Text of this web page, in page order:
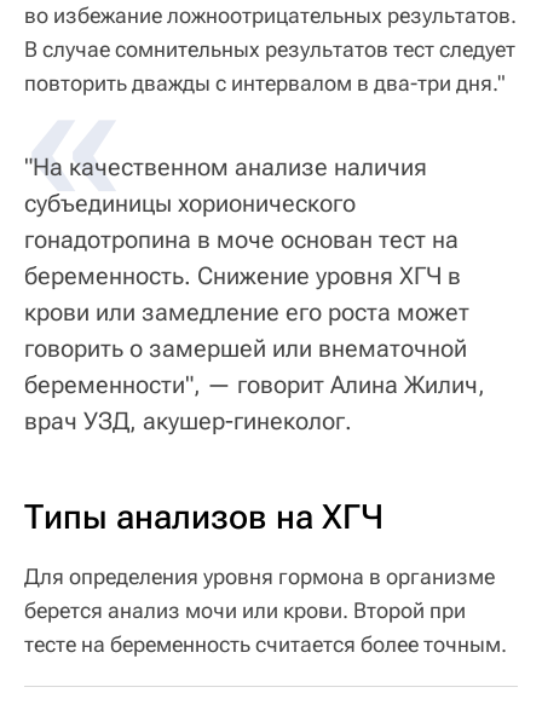
во избежание ложноотрицательных результатов.
В случае сомнительных результатов тест следует
повторить дважды с интервалом в два-три дня."
«
"На качественном анализе наличия
субъединицы хорионического
гонадотропина в моче основан тест на
беременность. Снижение уровня ХГЧ в
крови или замедление его роста может
говорить о замершей или внематочной
беременности", — говорит Алина Жилич,
врач УЗД, акушер-гинеколог.
Типы анализов на ХГЧ
Для определения уровня гормона в организме
берется анализ мочи или крови. Второй при
тесте на беременность считается более точным.